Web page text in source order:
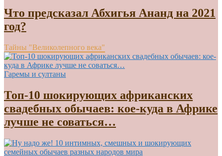
Что предсказал Абхигья Ананд на 2021
год?
Тайны "Великолепного века"
Гаремы и султаны
Топ-10 шокирующих африканских
свадебных обычаев: кое-куда в Африке
лучше не соваться…